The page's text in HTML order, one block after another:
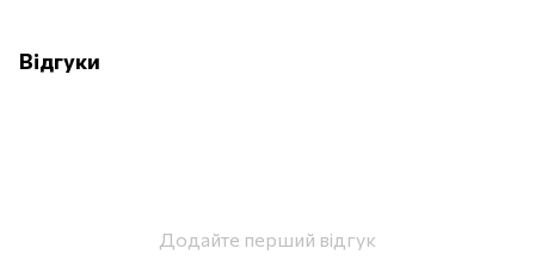
Відгуки
Додайте перший відгук